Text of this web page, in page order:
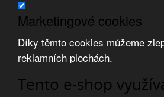
Marketingové cookies
Díky těmto cookies můžeme
reklamních plochách.
Tento e-shop
Zvolte měnu:
Přihlásit uživatele